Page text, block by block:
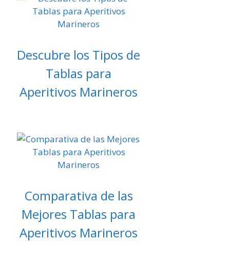
Descubre los Tipos de
Tablas para
Aperitivos Marineros
Comparativa de las
Mejores Tablas para
Aperitivos Marineros